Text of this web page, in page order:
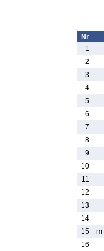
Nr
1
2
3
4
5
6
7
8
9
10
11
12
13
14
15
m
16